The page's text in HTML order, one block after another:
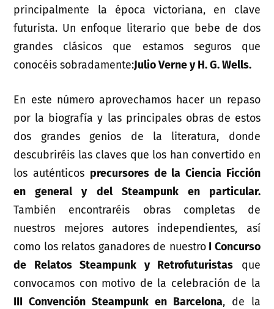
principalmente la época victoriana, en clave
futurista. Un enfoque literario que bebe de dos
grandes clásicos que estamos seguros que
conocéis sobradamente:Julio Verne y H. G. Wells.
En este número aprovechamos hacer un repaso
por la biografía y las principales obras de estos
dos grandes genios de la literatura, donde
descubriréis las claves que los han convertido en
los auténticos precursores de la Ciencia Ficción
en general y del Steampunk en particular.
También encontraréis obras completas de
nuestros mejores autores independientes, así
como los relatos ganadores de nuestroI Concurso
de Relatos Steampunk y Retrofuturistas que
convocamos con motivo de la celebración de la
III Convención Steampunk en Barcelona, de la